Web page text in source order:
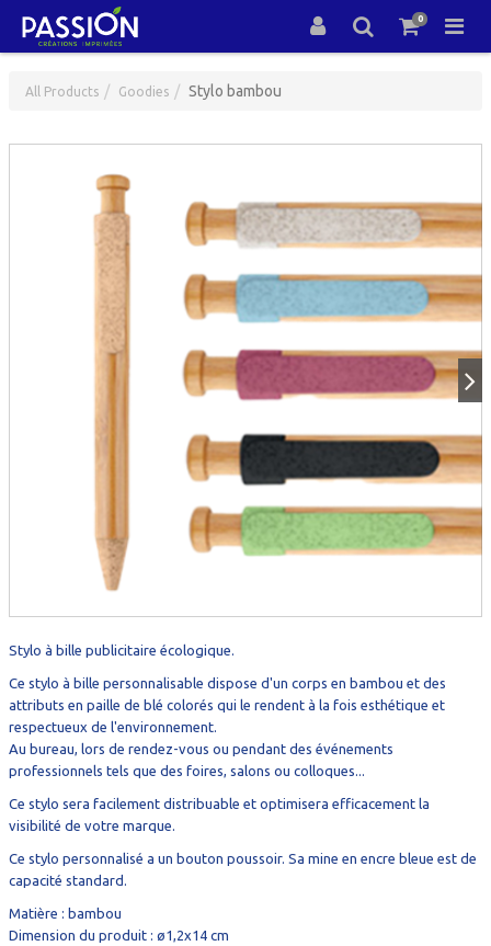
0
All Products Goodies Stylo bambou
Stylo à bille publicitaire écologique.
Ce stylo à bille personnalisable dispose d'un corps en bambou et des
attributs en paille de blé colorés qui le rendent à la fois esthétique et
respectueux de l'environnement.
Au bureau, lors de rendez-vous ou pendant des événements
professionnels tels que des foires, salons ou colloques...
Ce stylo sera facilement distribuable et optimisera efficacement la
visibilité de votre marque.
Ce stylo personnalisé a un bouton poussoir. Sa mine en encre bleue est de
capacité standard.
Matière : bambou
Dimension du produit : ø1,2x14 cm